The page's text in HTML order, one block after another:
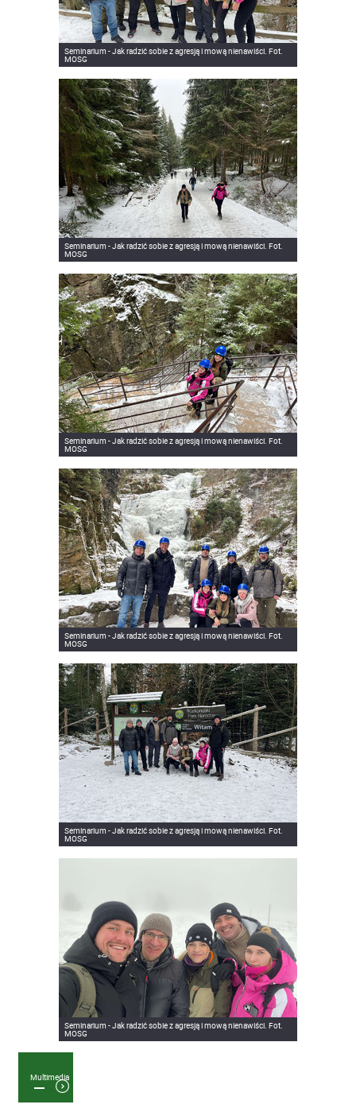
Seminarium - Jak radzić sobie z agresją i mową nienawiści. Fot.
MOSG
Seminarium - Jak radzić sobie z agresją i mową nienawiści. Fot.
MOSG
Seminarium - Jak radzić sobie z agresją i mową nienawiści. Fot.
MOSG
Seminarium - Jak radzić sobie z agresją i mową nienawiści. Fot.
MOSG
Seminarium - Jak radzić sobie z agresją i mową nienawiści. Fot.
MOSG
Seminarium - Jak radzić sobie z agresją i mową nienawiści. Fot.
MOSG
Multimedia